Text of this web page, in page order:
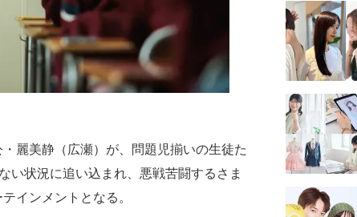
麗美静（広瀬）が、問題児揃いの生徒た
い状況に追い込まれ、悪戦苦闘するさま
インメントとなる。